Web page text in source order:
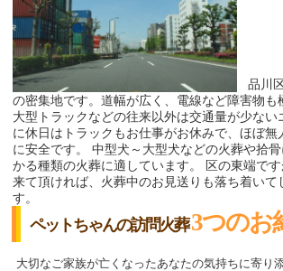
品川
の密集地です。道幅が広く、電線など障害物も
大型トラックなどの往来以外は交通量が少ない
に休日はトラックもお仕事がお休みで、ほぼ無
に安全です。 中型犬～大型犬などの火葬や拾
かる種類の火葬に適しています。 区の東端で
来て頂ければ、火葬中のお見送りも落ち着いて
す。
ペットちゃんの訪問火葬3つのお
大切なご家族が亡くなったあなたの気持ちに寄り